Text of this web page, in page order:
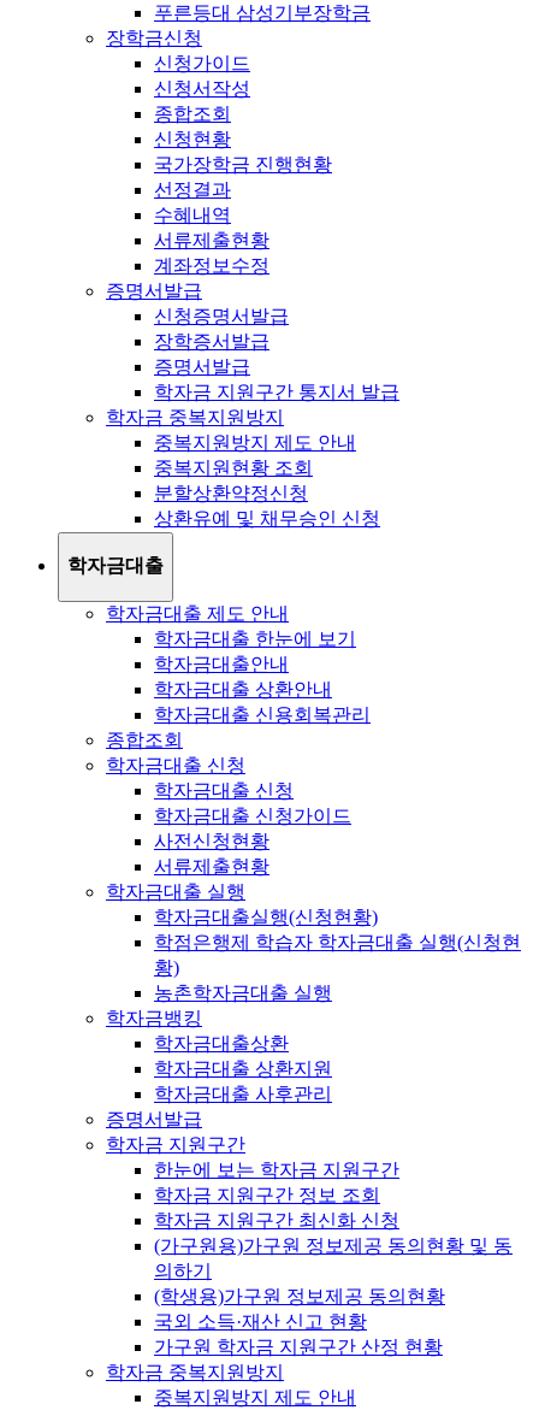
푸른등대 삼성기부장학금
장학금신청
신청가이드
신청서작성
종합조회
신청현황
국가장학금 진행현황
선정결과
수혜내역
서류제출현황
계좌정보수정
증명서발급
신청증명서발급
장학증서발급
증명서발급
학자금 지원구간 통지서 발급
학자금 중복지원방지
중복지원방지 제도 안내
중복지원현황 조회
분할상환약정신청
상환유예 및 채무승인 신청
학자금대출
학자금대출 제도 안내
학자금대출 한눈에 보기
학자금대출안내
학자금대출 상환안내
학자금대출 신용회복관리
종합조회
학자금대출 신청
학자금대출 신청
학자금대출 신청가이드
사전신청현황
서류제출현황
학자금대출 실행
학자금대출실행(신청현황)
학점은행제 학습자 학자금대출 실행(신청현
황)
농촌학자금대출 실행
학자금뱅킹
학자금대출상환
학자금대출 상환지원
학자금대출 사후관리
증명서발급
학자금 지원구간
한눈에 보는 학자금 지원구간
학자금 지원구간 정보 조회
학자금 지원구간 최신화 신청
(가구원용)가구원 정보제공 동의현황 및 동
의하기
(학생용)가구원 정보제공 동의현황
국외 소득·재산 신고 현황
가구원 학자금 지원구간 산정 현황
학자금 중복지원방지
중복지원방지 제도 안내